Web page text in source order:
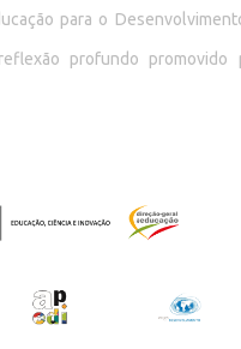
para o
profundo promovido